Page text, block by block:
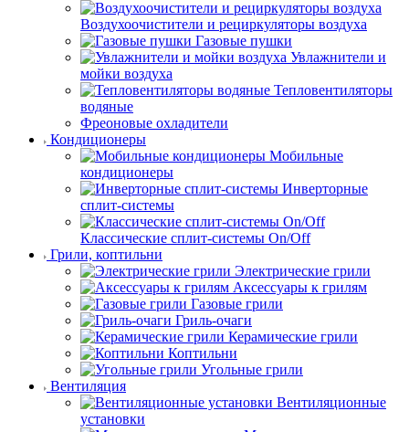
Воздухоочистители и рециркуляторы воздуха
Газовые пушки
Увлажнители и
мойки воздуха
Тепловентиляторы
водяные
Фреоновые охладители
Кондиционеры
Мобильные
кондиционеры
Инверторные
сплит-системы
Классические сплит-системы On/Off
Грили, коптильни
Электрические грили
Аксессуары к грилям
Газовые грили
Гриль-очаги
Керамические грили
Коптильни
Угольные грили
Вентиляция
Вентиляционные
установки